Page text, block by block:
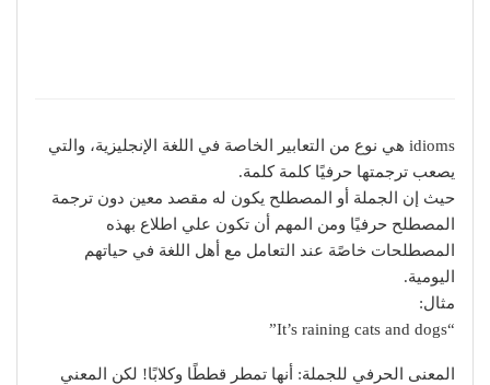
idioms هي ﻧﻮﻉ ﻣﻦ ﺍﻟﺘﻌﺎﺑﻴﺮ ﺍﻟﺨﺎﺻﺔ ﻓﻲ ﺍﻟﻠﻐﺔ ﺍلإنجليزية، ﻭﺍﻟﺘﻲ
ﻳﺼﻌﺐ ﺗﺮﺟﻤﺘﻬﺎ ﺣﺮﻓﻴًﺎ ﻛﻠﻤﺔ ﻛﻠﻤﺔ.
ﺣﻴﺚ إﻥ ﺍﻟﺠﻤﻠﺔ أو ﺍﻟﻤﺼﻄﻠﺢ ﻳﻜﻮﻥ ﻟﻪ ﻣﻘﺼﺪ ﻣﻌﻴﻦ ﺩﻭﻥ ﺗﺮﺟﻤﺔ
ﺍﻟﻤﺼﻄﻠﺢ ﺣﺮﻓﻴًﺎ وﻣﻦ ﺍﻟﻤﻬﻢ أن ﺗﻜﻮﻥ ﻋﻠﻲ ﺍﻃﻼﻉ بهذه
ﺍﻟﻤﺼﻄﻠﺤﺎﺕ ﺧﺎﺻًﺔ ﻋﻨﺪ ﺍﻟﺘﻌﺎﻣﻞ ﻣﻊ ﺃﻫﻞ ﺍﻟﻠﻐﺔ ﻓﻲ ﺣﻴﺎﺗﻬﻢ
ﺍﻟﻴﻮﻣﻴﺔ.
مثال:
“It’s raining cats and dogs”
المعنى الحرفي للجملة: أﻧﻬﺎ ﺗﻤﻄﺮ قططًا ﻭكلابًا! ﻟﻜﻦ ﺍﻟﻤﻌﻨﻲ